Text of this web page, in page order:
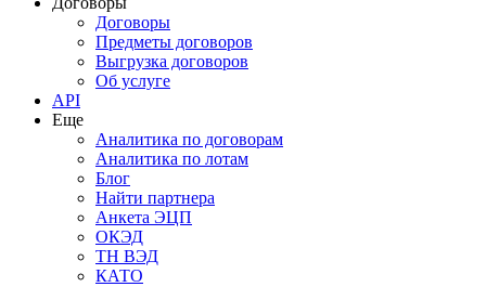
Договоры
Предметы договоров
Выгрузка договоров
Об услуге
API
Еще
Аналитика по договорам
Аналитика по лотам
Блог
Найти партнера
Анкета ЭЦП
ОКЭД
ТН ВЭД
КАТО